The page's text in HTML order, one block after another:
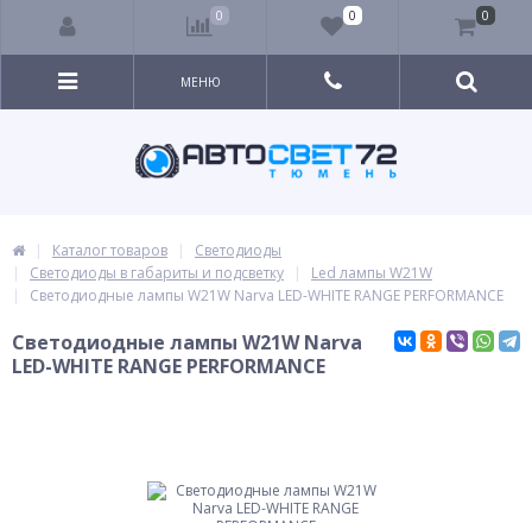
МЕНЮ
Каталог товаров
Светодиоды
Светодиоды в габариты и подсветку
Led лампы W21W
Светодиодные лампы W21W Narva LED-WHITE RANGE PERFORMANCE
Светодиодные лампы W21W Narva
LED-WHITE RANGE PERFORMANCE
0 0 0